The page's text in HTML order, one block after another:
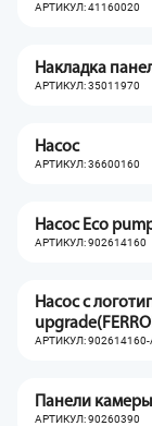
АРТИКУЛ: 41160020
Накладка
АРТИКУЛ: 35011970
Насос
АРТИКУЛ: 36600160
Насос Eco
АРТИКУЛ: 902614160
Насос с
АРТИКУЛ: 902614160-
Панели
АРТИКУЛ: 90260390